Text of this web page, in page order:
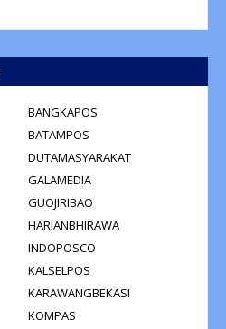
BANGKAPOS
BATAMPOS
DUTAMASYARAKAT
GALAMEDIA
GUOJIRIBAO
HARIANBHIRAWA
INDOPOSCO
KALSELPOS
KARAWANGBEKASI
KOMPAS